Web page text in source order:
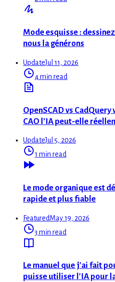
Mode esquisse :
nous la générons
UpdateJul 11, 2026
4 min read
OpenSCAD vs
CAO l'IA peut-elle
UpdateJul 5, 2026
1 min read
Le mode organique est
rapide et plus fiable
FeaturedMay 19, 2026
3 min read
Le manuel que j'ai fait
puisse utiliser l'IA pour